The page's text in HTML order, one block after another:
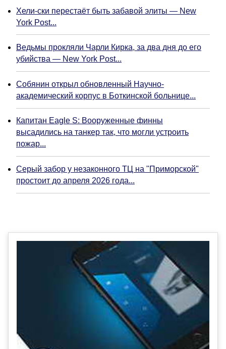
Хели-ски перестаёт быть забавой элиты — New
York Post...
Ведьмы прокляли Чарли Кирка, за два дня до его
убийства — New York Post...
Собянин открыл обновленный Научно-
академический корпус в Боткинской больнице...
Капитан Eagle S: Вооруженные финны
высадились на танкер так, что могли устроить
пожар...
Серый забор у незаконного ТЦ на "Приморской"
простоит до апреля 2026 года...